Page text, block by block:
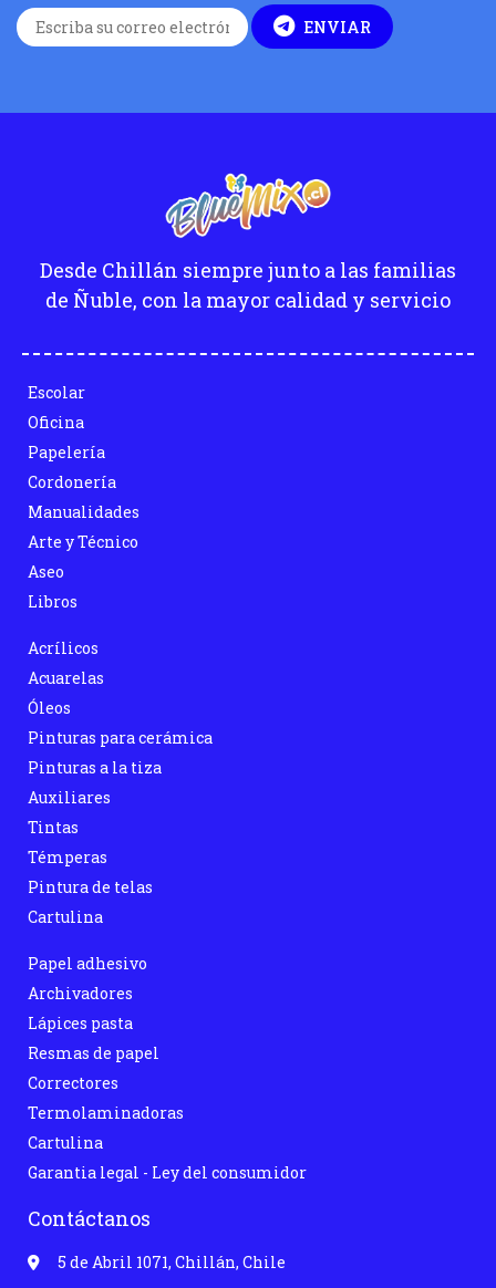
ENVIAR
Desde Chillán siempre junto a las familias
de Ñuble, con la mayor calidad y servicio
Escolar
Oficina
Papelería
Cordonería
Manualidades
Arte y Técnico
Aseo
Libros
Acrílicos
Acuarelas
Óleos
Pinturas para cerámica
Pinturas a la tiza
Auxiliares
Tintas
Témperas
Pintura de telas
Cartulina
Papel adhesivo
Archivadores
Lápices pasta
Resmas de papel
Correctores
Termolaminadoras
Cartulina
Garantia legal - Ley del consumidor
Contáctanos
5 de Abril 1071, Chillán, Chile